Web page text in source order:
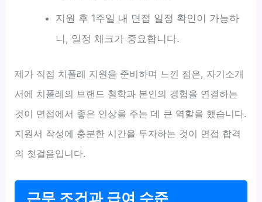
지원 후 1주일 내 면접 일정 확인이 가능하
니, 일정 체크가 중요합니다.
제가 직접 치폴레 지원을 준비하며 느낀 점은, 자기소개
서에 치폴레의 브랜드 철학과 본인의 경험을 연결하는
것이 면접에서 좋은 인상을 주는 데 큰 역할을 했습니다.
지원서 작성에 충분한 시간을 투자하는 것이 면접 합격
의 첫걸음입니다.
근무 조건과 급여 수준